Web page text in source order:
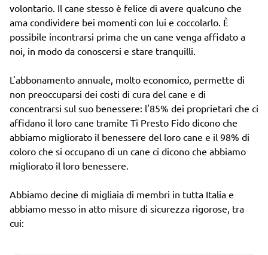
volontario. Il cane stesso è felice di avere qualcuno che
ama condividere bei momenti con lui e coccolarlo. È
possibile incontrarsi prima che un cane venga affidato a
noi, in modo da conoscersi e stare tranquilli.
L'abbonamento annuale, molto economico, permette di
non preoccuparsi dei costi di cura del cane e di
concentrarsi sul suo benessere: l'85% dei proprietari che ci
affidano il loro cane tramite Ti Presto Fido dicono che
abbiamo migliorato il benessere del loro cane e il 98% di
coloro che si occupano di un cane ci dicono che abbiamo
migliorato il loro benessere.
Abbiamo decine di migliaia di membri in tutta Italia e
abbiamo messo in atto misure di sicurezza rigorose, tra
cui: